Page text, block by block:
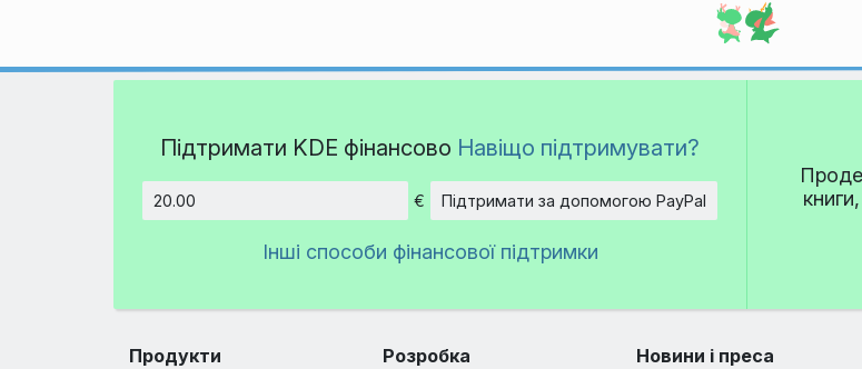
Підтримати KDE фінансово Навіщо підтримувати?
Сума
€ Підтримати за допомогою PayPal
Інші способи фінансової підтримки
Продукти Розробка Новини і преса